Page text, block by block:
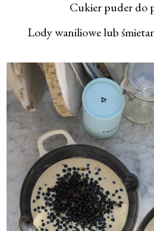
Cukier puder do
Lody waniliowe lub